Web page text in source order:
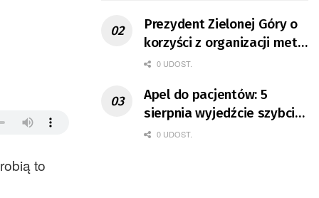
to
Prezydent Zielonej Góry o
korzyści z organizacji mety
Tour de Pologne
0 UDOST.
Apel do pacjentów: 5
sierpnia wyjedźcie szybciej
z domów
0 UDOST.